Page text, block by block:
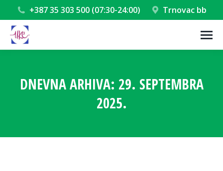
+387 35 303 500 (07:30-24:00) Trnovac bb
DNEVNA ARHIVA: 29. SEPTEMBRA
2025.